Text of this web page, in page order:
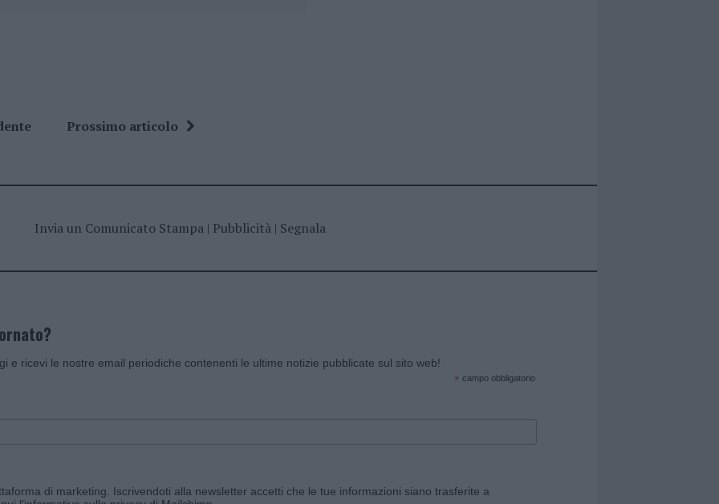
Prossimo articolo
Invia un Comunicato Stampa| Pubblicità| Segnala
e ricevi le nostre email periodiche contenenti le ultime notizie pubblicate sul sito web!
* campo obbligatorio
di marketing. Iscrivendoti alla newsletter accetti che le tue informazioni siano trasferite a